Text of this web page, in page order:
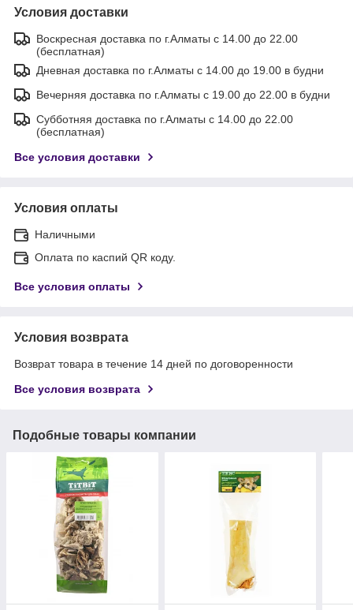
Условия доставки
Воскресная доставка по г.Алматы с 14.00 до 22.00
(бесплатная)
Дневная доставка по г.Алматы с 14.00 до 19.00 в будни
Вечерняя доставка по г.Алматы с 19.00 до 22.00 в будни
Субботняя доставка по г.Алматы с 14.00 до 22.00
(бесплатная)
Все условия доставки
Условия оплаты
Наличными
Оплата по каспий QR коду.
Все условия оплаты
Условия возврата
Возврат товара в течение 14 дней по договоренности
Все условия возврата
Подобные товары компании